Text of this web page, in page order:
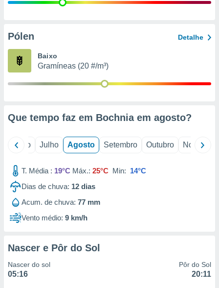
e
Pólen Detalhe
Baixo
Gramíneas (20 #/m³)
Que tempo faz em Bochnia em agosto?
Junho Julho Agosto Setembro Outubro Novembro
T. Média : 19°C Máx.: 25°C Min: 14°C
Dias de chuva: 12 dias
Acum. de chuva: 77 mm
Vento médio: 9 km/h
Nascer e Pôr do Sol
Nascer do sol
05:16
Pôr do Sol
20:11